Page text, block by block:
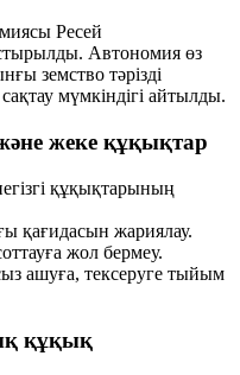
Ресей
Автономия өз
земство тәрізді
мүмкіндігі айтылды.
жеке құқықтар
құқықтарының
қағидасын жариялау.
жол бермеу.
ашуға, тексеруге тыйым
құқық